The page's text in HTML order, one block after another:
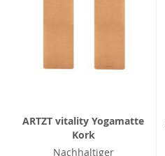
ARTZT vitality Yogamatte
Kork
Nachhaltiger